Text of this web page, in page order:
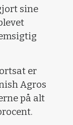
sine
er
Agros
på alt